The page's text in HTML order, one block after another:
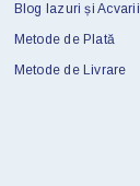
Blog Iazuri și Acvarii
Metode de Plată
Metode de Livrare